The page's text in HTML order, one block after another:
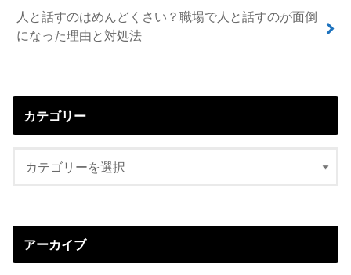
人と話すのはめんどくさい？職場で人と話すのが面倒
になった理由と対処法
カテゴリー
アーカイブ